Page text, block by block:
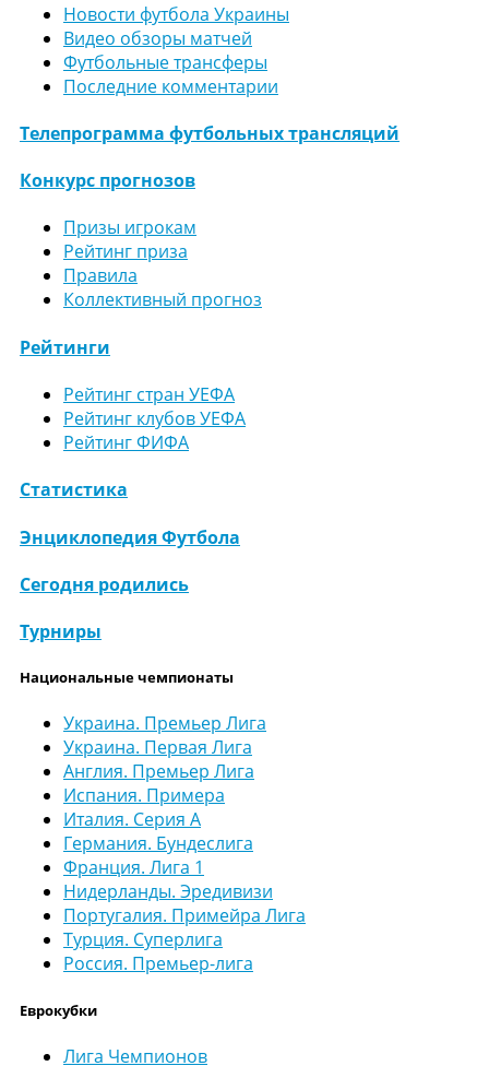
Новости футбола Украины
Видео обзоры матчей
Футбольные трансферы
Последние комментарии
Телепрограмма футбольных трансляций
Конкурс прогнозов
Призы игрокам
Рейтинг приза
Правила
Коллективный прогноз
Рейтинги
Рейтинг стран УЕФА
Рейтинг клубов УЕФА
Рейтинг ФИФА
Статистика
Энциклопедия Футбола
Сегодня родились
Турниры
Национальные чемпионаты
Украина. Премьер Лига
Украина. Первая Лига
Англия. Премьер Лига
Испания. Примера
Италия. Серия А
Германия. Бундеслига
Франция. Лига 1
Нидерланды. Эредивизи
Португалия. Примейра Лига
Турция. Суперлига
Россия. Премьер-лига
Еврокубки
Лига Чемпионов